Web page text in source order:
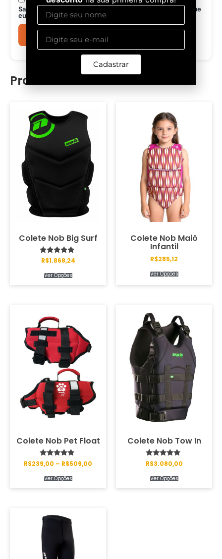
Salvar meus dados neste navegador para a próxima vez que
eu comentar.
Produtos relacionados
Colete Nob Big Surf
Avaliação
de 5
R$1.868,24
Ver Opções
Colete Nob Maiô
Infantil
R$285,12
Ver Opções
Colete Nob Pet Float
Avaliação
de 5
R$239,00 – R$509,00
Ver Opções
Colete Nob Tow In
Avaliação
de 5
R$3.080,00
Ver Opções
Cadastrar